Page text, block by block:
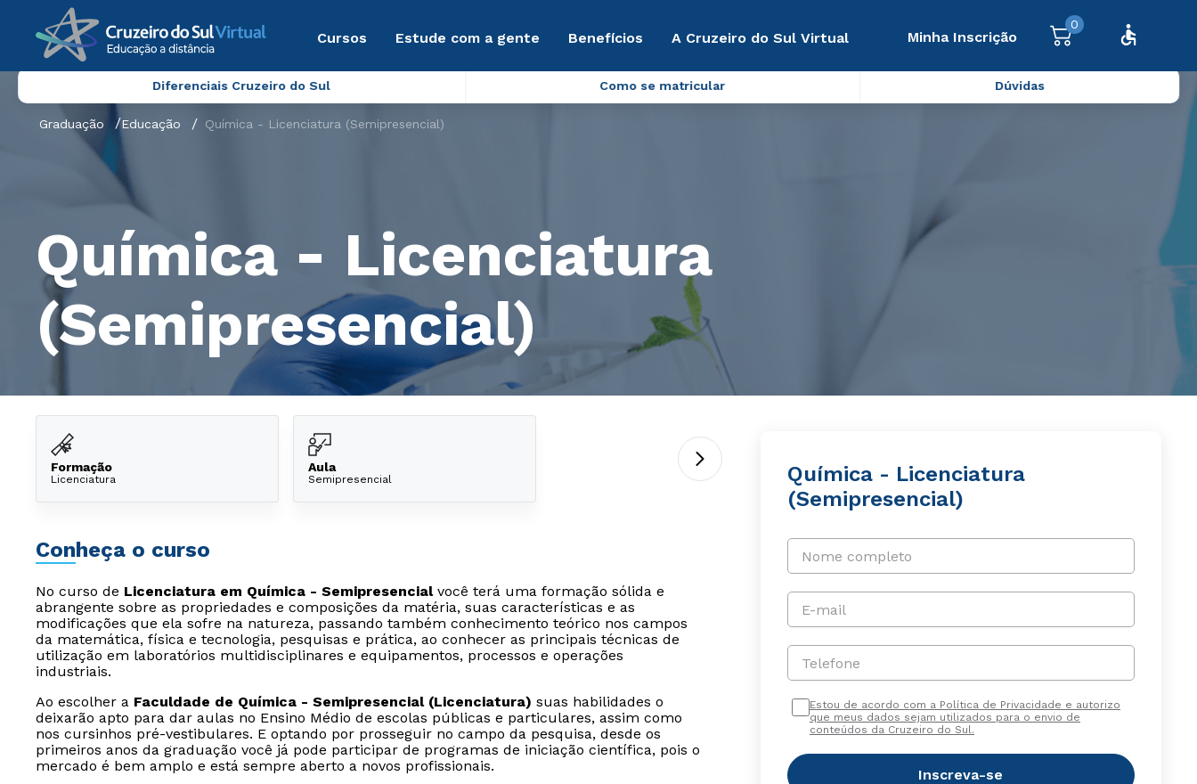
Cursos Estude com a gente Benefícios A Cruzeiro do Sul Virtual Minha Inscrição
0
Diferenciais Cruzeiro do Sul Como se matricular Dúvidas
Graduação Educação Química - Licenciatura (Semipresencial)
Química - Licenciatura
(Semipresencial)
Formação
Licenciatura
Aula
Semipresencial
Conheça o curso
No curso de Licenciatura em Química - Semipresencialvocê terá uma formação sólida e
abrangente sobre as propriedades e composições da matéria, suas características e as
modificações que ela sofre na natureza, passando também conhecimento teórico nos campos
da matemática, física e tecnologia, pesquisas e prática, ao conhecer as principais técnicas de
utilização em laboratórios multidisciplinares e equipamentos, processos e operações
industriais.
Ao escolher a Faculdade de Química - Semipresencial (Licenciatura) suas habilidades o
deixarão apto para dar aulas no Ensino Médio de escolas públicas e particulares, assim como
nos cursinhos pré-vestibulares. E optando por prosseguir no campo da pesquisa, desde os
primeiros anos da graduação você já pode participar de programas de iniciação científica, pois o
mercado é bem amplo e está sempre aberto a novos profissionais.
Química - Licenciatura
(Semipresencial)
Nome completo
E-mail
Telefone
Estou de acordo com a Política de Privacidade e autorizo
que meus dados sejam utilizados para o envio de
conteúdos da Cruzeiro do Sul.
Inscreva-se